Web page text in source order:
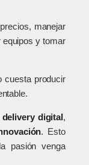
manejar
equipos y tomar
cuesta producir
digital,
. Esto
pasión venga